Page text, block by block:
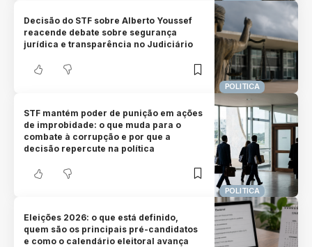
POLITICA
Decisão do STF sobre Alberto Youssef
reacende debate sobre segurança
jurídica e transparência no Judiciário
POLITICA
STF mantém poder de punição em ações
de improbidade: o que muda para o
combate à corrupção e por que a
decisão repercute na política
Eleições 2026: o que está definido,
quem são os principais pré-candidatos
e como o calendário eleitoral avança